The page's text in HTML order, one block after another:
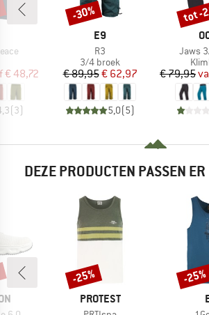
prijs
€ 48,72
(3)
MERK
E9
Artikel
R3
Productgroep
3/4 broek
Prijs
€ 89,95Verlaagde prijs
€ 62,97
5,0(5)
Korting
-30%
Artikel
Jaws
€ 79,95
tot -
DEZE PRODUCTEN PASSEN
MERK
PROTEST
Korting
-25% -25%